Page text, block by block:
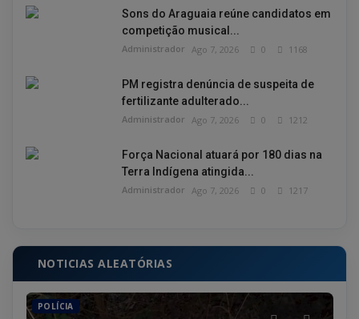
Sons do Araguaia reúne candidatos em
competição musical...
Administrador Ago 7, 2026 0 1168
PM registra denúncia de suspeita de
fertilizante adulterado...
Administrador Ago 7, 2026 0 1212
Força Nacional atuará por 180 dias na
Terra Indígena atingida...
Administrador Ago 7, 2026 0 1217
NOTICIAS ALEATÓRIAS
POLÍCIA